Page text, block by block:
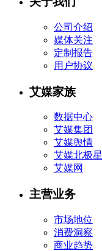
公司介绍
媒体关注
定制报告
用户协议
艾媒家族
数据中心
艾媒集团
艾媒舆情
艾媒北极星
艾媒网
主营业务
市场地位
消费洞察
商业趋势